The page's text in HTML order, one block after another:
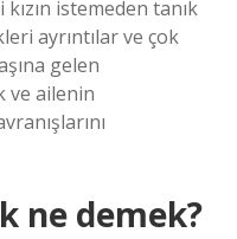
istemeden tanık
ayrıntılar ve çok
gelen
ve ailenin
ne demek?